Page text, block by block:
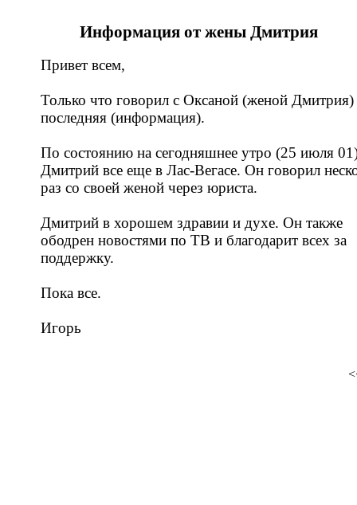
Информация от жены Дмитрия
Привет всем,
Только что говорил с Оксаной (женой Дмитрия)
последняя (информация).
По состоянию на сегодняшнее утро (25 июля
Дмитрий все еще в Лас-Вегасе. Он говорил
раз со своей женой через юриста.
Дмитрий в хорошем здравии и духе. Он также
ободрен новостями по ТВ и благодарит всех за
поддержку.
Пока все.
Игорь